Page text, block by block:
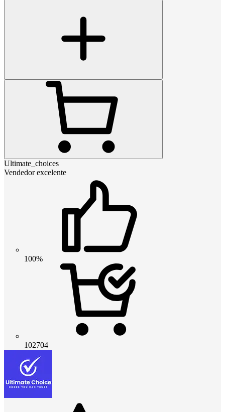
Ultimate_choices
Vendedor excelente
100%
102704